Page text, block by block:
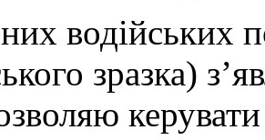
водійських
зразка)